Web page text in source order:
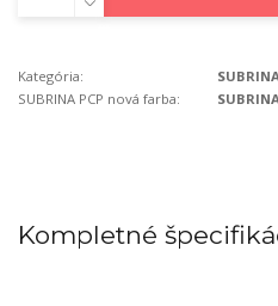
Kategória:
SUBRINA PCP nová farba:
Kompletné